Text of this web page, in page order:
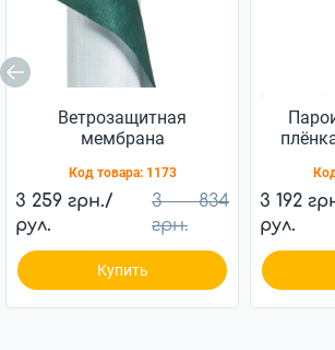
Ветрозащитная
мембрана
85г/м2 (75м2)
Код товара: 1173
3 259 грн./
рул.
3 834
грн.
Купить
3 192
рул.